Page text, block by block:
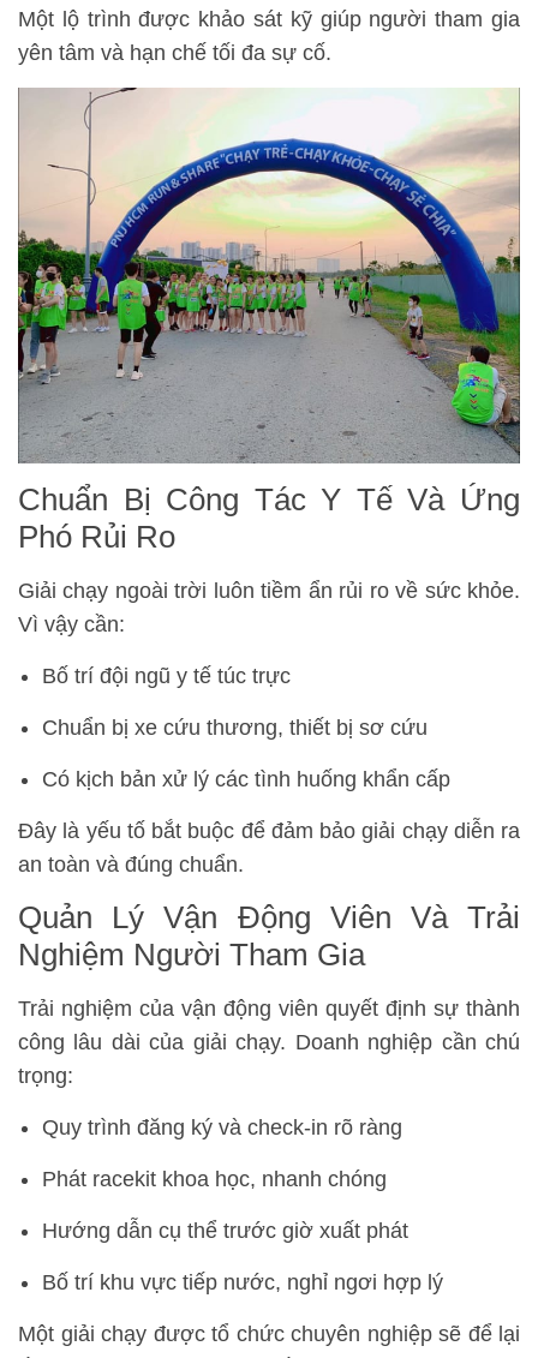
Một lộ trình được khảo sát kỹ giúp người tham gia
yên tâm và hạn chế tối đa sự cố.
Chuẩn Bị Công Tác Y Tế Và Ứng
Phó Rủi Ro
Giải chạy ngoài trời luôn tiềm ẩn rủi ro về sức khỏe.
Vì vậy cần:
Bố trí đội ngũ y tế túc trực
Chuẩn bị xe cứu thương, thiết bị sơ cứu
Có kịch bản xử lý các tình huống khẩn cấp
Đây là yếu tố bắt buộc để đảm bảo giải chạy diễn ra
an toàn và đúng chuẩn.
Quản Lý Vận Động Viên Và Trải
Nghiệm Người Tham Gia
Trải nghiệm của vận động viên quyết định sự thành
công lâu dài của giải chạy. Doanh nghiệp cần chú
trọng:
Quy trình đăng ký và check-in rõ ràng
Phát racekit khoa học, nhanh chóng
Hướng dẫn cụ thể trước giờ xuất phát
Bố trí khu vực tiếp nước, nghỉ ngơi hợp lý
Một giải chạy được tổ chức chuyên nghiệp sẽ để lại